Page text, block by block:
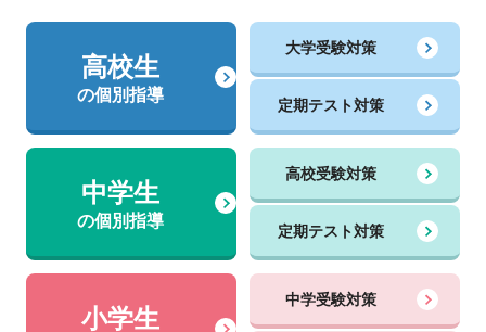
高校生
の個別指導
大学受験対策
定期テスト対策
中学生
の個別指導
高校受験対策
定期テスト対策
小学生
中学受験対策